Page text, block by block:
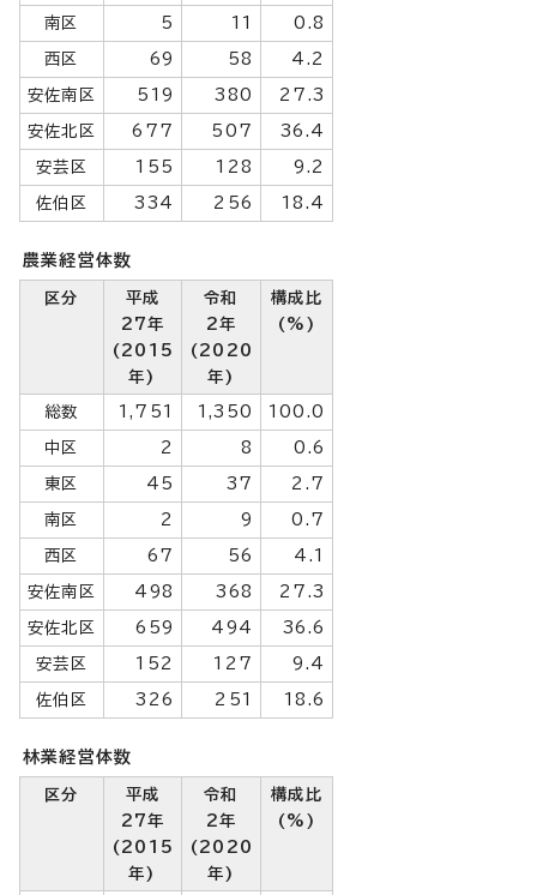
南区 5 11 0.8
西区 69 58 4.2
安佐南区 519 380 27.3
安佐北区 677 507 36.4
安芸区 155 128 9.2
佐伯区 334 256 18.4
農業経営体数
区分
平成
27年
(2015
年)
令和
2年
(2020
年)
構成比
(%)
総数 1,751 1,350 100.0
中区 2 8 0.6
東区 45 37 2.7
南区 2 9 0.7
西区 67 56 4.1
安佐南区 498 368 27.3
安佐北区 659 494 36.6
安芸区 152 127 9.4
佐伯区 326 251 18.6
林業経営体数
区分
平成
27年
(2015
年)
令和
2年
(2020
年)
構成比
(%)